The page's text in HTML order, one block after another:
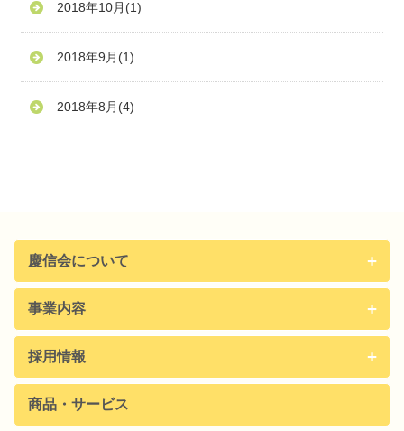
2018年10月 (1)
2018年9月 (1)
2018年8月 (4)
慶信会について
事業内容
採用情報
商品・サービス